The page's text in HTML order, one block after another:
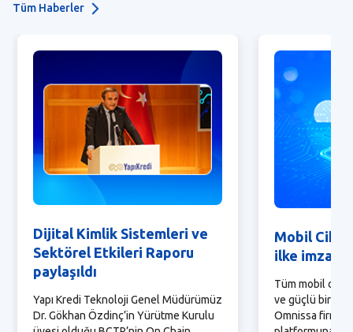
Tüm Haberler
Dijital Kimlik Sistemleri ve
Sektörel Etkileri Raporu
paylaşıldı
Yapı Kredi Teknoloji Genel Müdürümüz
Dr. Gökhan Özdinç’in Yürütme Kurulu
Mobil
ilke imza
Tüm mobil
ve güçlü bir
Omnissa